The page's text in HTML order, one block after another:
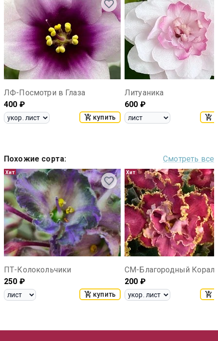
ЛФ-Посмотри в Глаза
400 ₽
купить
Литуаника
600 ₽
Похожие сорта: Смотреть все
Хит
ПТ-Колокольчики
250 ₽
купить
Хит
СМ-Благородный
200 ₽